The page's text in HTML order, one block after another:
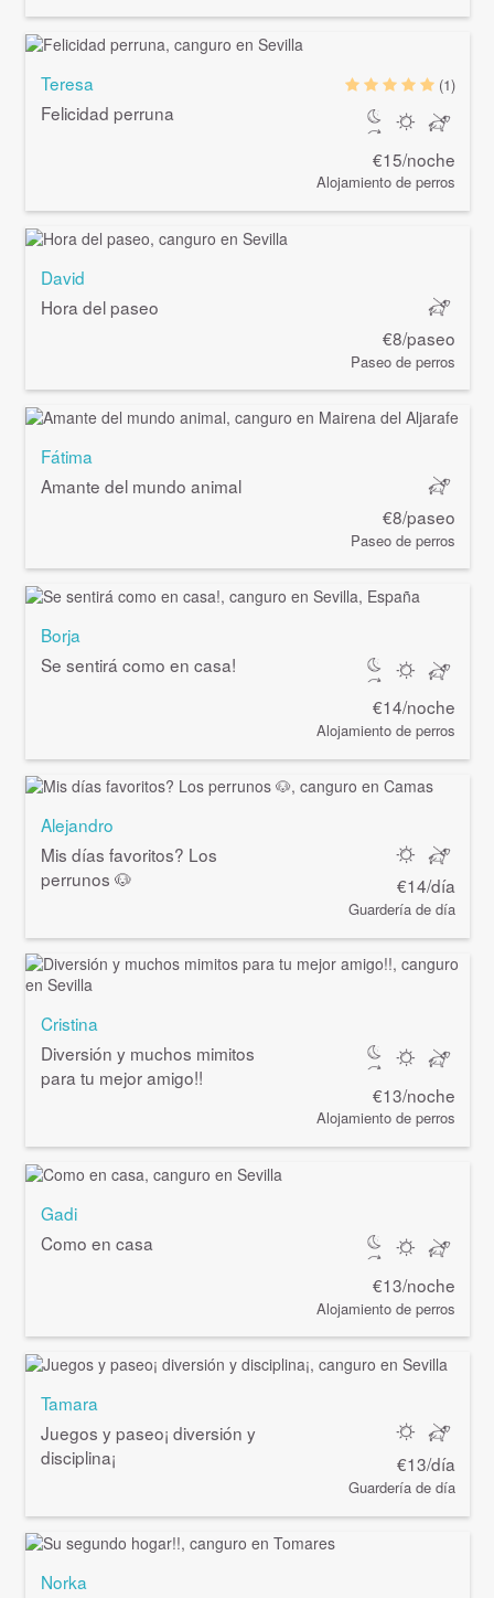
Teresa
Felicidad perruna
(1)
€15/noche
Alojamiento de perros
David
Hora del paseo
€8/paseo
Paseo de perros
Fátima
Amante del mundo animal
€8/paseo
Paseo de perros
Borja
Se sentirá como en casa!
€14/noche
Alojamiento de perros
Alejandro
Mis días favoritos? Los
perrunos 🐶
€14/día
Guardería de día
Cristina
Diversión y muchos mimitos
para tu mejor amigo!!
€13/noche
Alojamiento de perros
Gadi
Como en casa
€13/noche
Alojamiento de perros
Tamara
Juegos y paseo¡ diversión y
disciplina¡
€13/día
Guardería de día
Norka